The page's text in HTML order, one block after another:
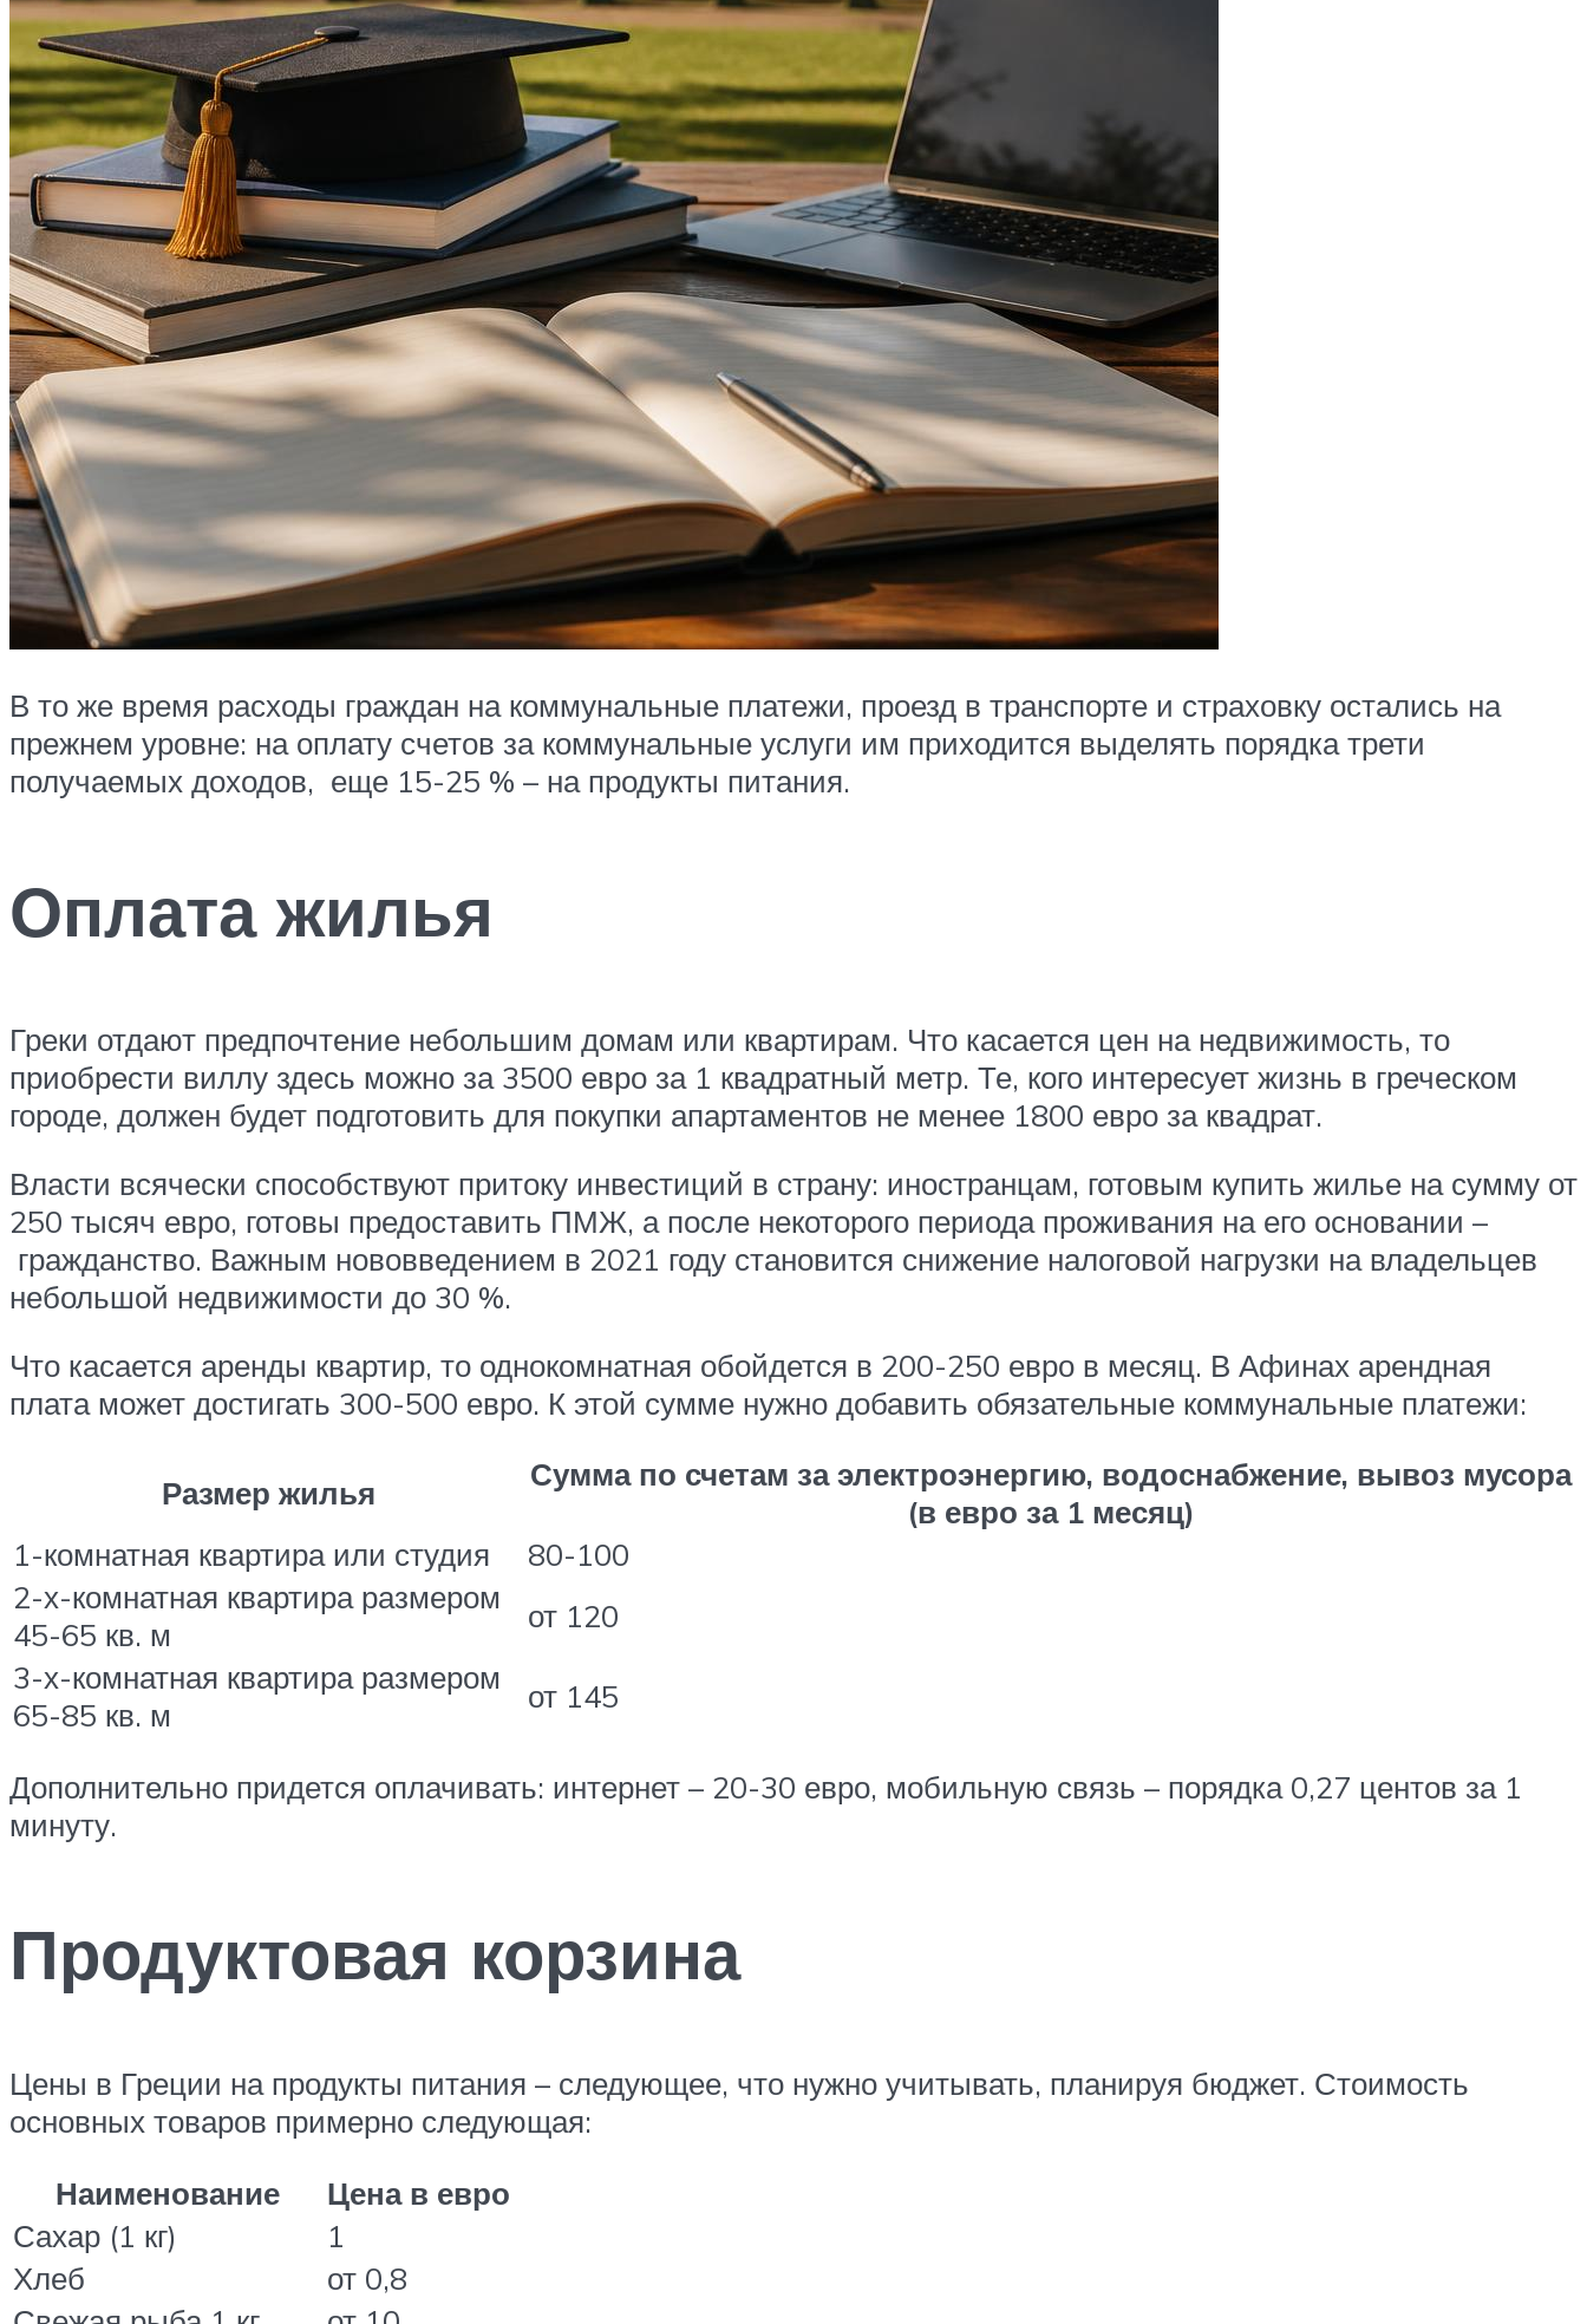
В то же время расходы граждан на коммунальные платежи, проезд в транспорте и страховку остались на
прежнем уровне: на оплату счетов за коммунальные услуги им приходится выделять порядка трети
получаемых доходов, еще 15-25 % – на продукты питания.
Оплата жилья
Греки отдают предпочтение небольшим домам или квартирам. Что касается цен на недвижимость, то
приобрести виллу здесь можно за 3500 евро за 1 квадратный метр. Те, кого интересует жизнь в греческом
городе, должен будет подготовить для покупки апартаментов не менее 1800 евро за квадрат.
Власти всячески способствуют притоку инвестиций в страну: иностранцам, готовым купить жилье на сумму от
250 тысяч евро, готовы предоставить ПМЖ, а после некоторого периода проживания на его основании –
гражданство. Важным нововведением в 2021 году становится снижение налоговой нагрузки на владельцев
небольшой недвижимости до 30 %.
Что касается аренды квартир, то однокомнатная обойдется в 200-250 евро в месяц. В Афинах арендная
плата может достигать 300-500 евро. К этой сумме нужно добавить обязательные коммунальные платежи:
Размер жилья
Сумма по счетам за электроэнергию, водоснабжение, вывоз мусора
(в евро за 1 месяц)
1-комнатная квартира или студия
80-100
2-х-комнатная квартира размером
45-65 кв. м
от 120
3-х-комнатная квартира размером
65-85 кв. м
от 145
Дополнительно придется оплачивать: интернет – 20-30 евро, мобильную связь – порядка 0,27 центов за 1
минуту.
Продуктовая корзина
Цены в Греции на продукты питания – следующее, что нужно учитывать, планируя бюджет. Стоимость
основных товаров примерно следующая:
Наименование
Цена в евро
Сахар (1 кг)
1
Хлеб
от 0,8